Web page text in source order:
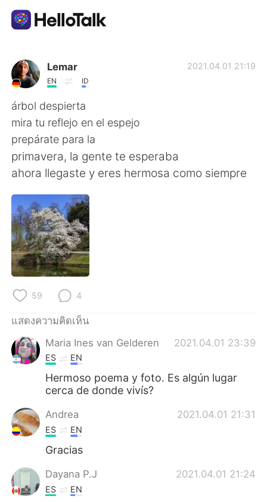
แอปแลกเปลี่ยนทางภาษา
AI Grammar Checker
ไทย
English 简体中文
繁體中文
العربية
Deutsch
한국어
Türkçe
Português
Lemar
EN ID
2021.04.01 21:19
árbol despierta
mira tu reflejo en el espejo
prepárate para la
primavera, la gente te esperaba
ahora llegaste y eres hermosa como siempre
59 4
แสดงความคิดเห็น
Maria Ines van Gelderen
2021.04.01 23:39
ES EN
Hermoso poema y foto. Es algún lugar
cerca de donde vivís?
Andrea 2021.04.01 21:31
ES EN
Gracias
Dayana P.J 2021.04.01 21:24
ES EN